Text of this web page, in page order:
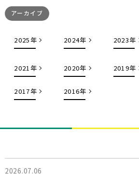
アーカイブ
2025年 2024年 2023年
2021年 2020年 2019年
2017年 2016年
2026.07.06